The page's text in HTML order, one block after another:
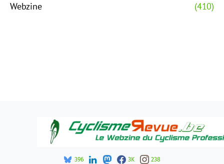
Webzine
(410)
396 3K 238